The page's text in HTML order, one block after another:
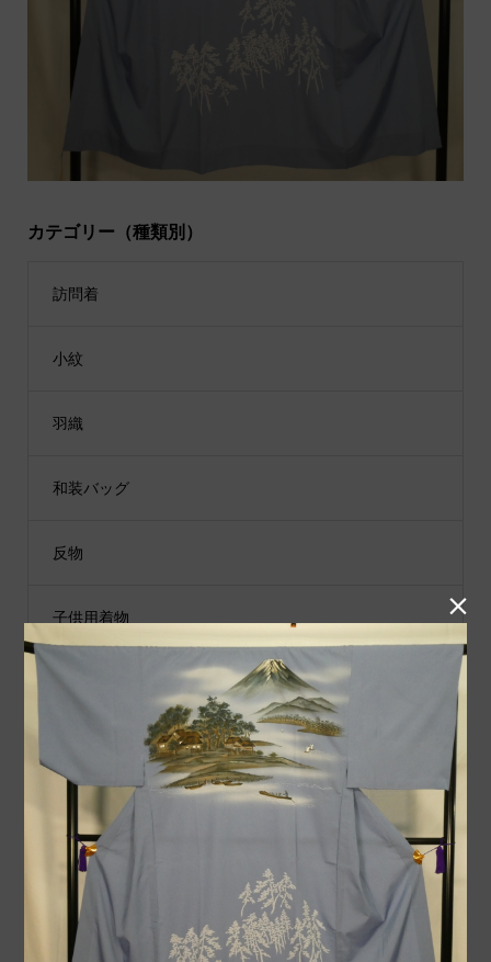
カテゴリー（種類別）
訪問着
小紋
羽織
和装バッグ
反物
子供用着物
小物類
袋帯
